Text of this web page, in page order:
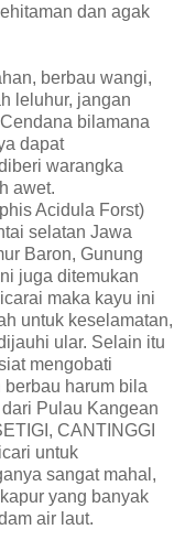
dan agak
berbau wangi,
leluhur, jangan
bilamana
dapat
warangka
awet.
Acidula Forst)
selatan Jawa
Baron, Gunung
juga ditemukan
maka kayu ini
untuk keselamatan,
ular. Selain itu
mengobati
harum bila
Pulau Kangean
CANTINGGI
untuk
sangat mahal,
yang banyak
air laut.